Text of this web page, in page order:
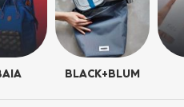
BLACK+BLUM